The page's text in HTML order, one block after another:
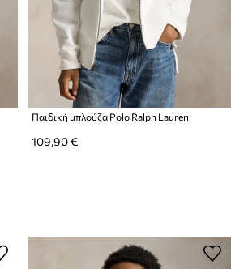
Παιδική μπλούζα Polo Ralph Lauren
109,90 €